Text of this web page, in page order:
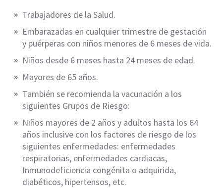
Trabajadores de la Salud.
Embarazadas en cualquier trimestre de gestación
y puérperas con niños menores de 6 meses de vida.
Niños desde 6 meses hasta 24 meses de edad.
Mayores de 65 años.
También se recomienda la vacunación a los
siguientes Grupos de Riesgo:
Niños mayores de 2 años y adultos hasta los 64
años inclusive con los factores de riesgo de los
siguientes enfermedades: enfermedades
respiratorias, enfermedades cardiacas,
Inmunodeficiencia congénita o adquirida,
diabéticos, hipertensos, etc.